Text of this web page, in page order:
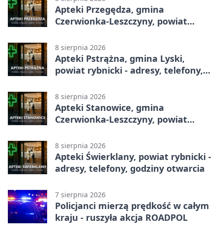
Apteki Przegędza, gmina
Czerwionka-Leszczyny, powiat
otwarcia
8 sierpnia 2026
Apteki Pstrążna, gmina Lyski,
powiat rybnicki - adresy, telefony,
8 sierpnia 2026
Apteki Stanowice, gmina
Czerwionka-Leszczyny, powiat
otwarcia
8 sierpnia 2026
Apteki Świerklany, powiat rybnicki -
adresy, telefony, godziny otwarcia
7 sierpnia 2026
Policjanci mierzą prędkość w całym
kraju - ruszyła akcja ROADPOL